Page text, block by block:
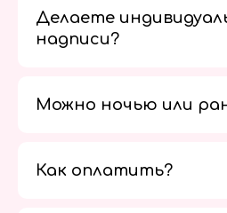
Делаете
надписи?
Можно ночью или
Как оплатить?